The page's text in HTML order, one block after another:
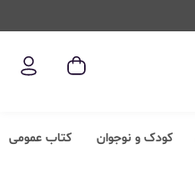
کودک و نوجوان کتاب عمومی